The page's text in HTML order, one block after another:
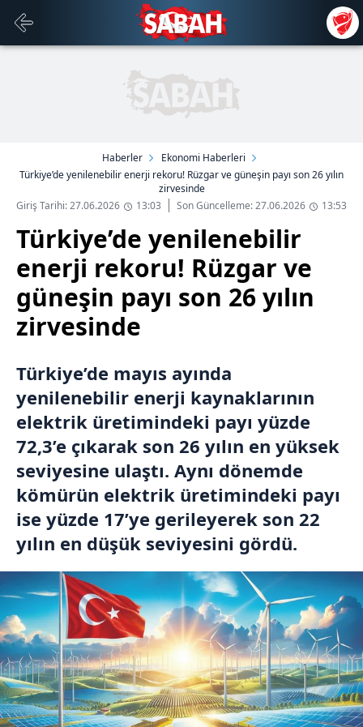
Haberler
Ekonomi Haberleri
Türkiye’de yenilenebilir enerji rekoru! Rüzgar ve güneşin payı son 26 yılın
zirvesinde
Giriş Tarihi: 27.06.2026
13:03 Son Güncelleme: 27.06.2026 13:53
Türkiye’de yenilenebilir
enerji rekoru! Rüzgar ve
güneşin payı son 26 yılın
zirvesinde
Türkiye’de mayıs ayında
yenilenebilir enerji kaynaklarının
elektrik üretimindeki payı yüzde
72,3’e çıkarak son 26 yılın en yüksek
seviyesine ulaştı. Aynı dönemde
kömürün elektrik üretimindeki payı
ise yüzde 17’ye gerileyerek son 22
yılın en düşük seviyesini gördü.